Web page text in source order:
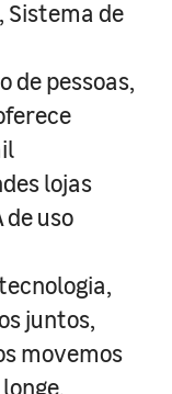
Sistema de
de pessoas,
lojas
uso
juntos,
movemos